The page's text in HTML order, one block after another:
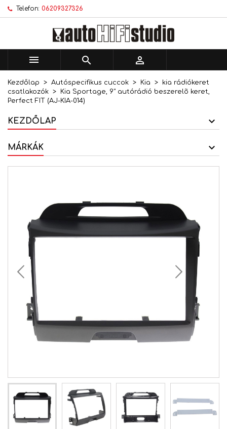
Telefon: 06209327326
  
Kezdőlap Autóspecifikus cuccok Kia
kia rádiókeret
csatlakozók
Kia Sportage, 9" autórádió beszerelõ keret,
Perfect FIT (AJ-KIA-014)
KEZDŐLAP
MÁRKÁK
Kívánságlistáim ×
Új lista létrehozása
Kívánságlista létrehozása ×
Kívánságlista neve
Mégsem
Bejelentkezés ×
történő mentéséhez.
Mégsem Bejelentkezés